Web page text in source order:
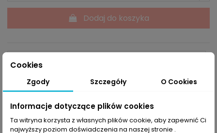
Dodaj do koszyka
Powiadom mnie kiedy dostępne
Cookies
Zgody Szczegóły O Cookies
Informacje dotyczące plików cookies
Ta witryna korzysta z własnych plików cookie, aby zapewnić Ci
najwyższy poziom doświadczenia na naszej stronie .